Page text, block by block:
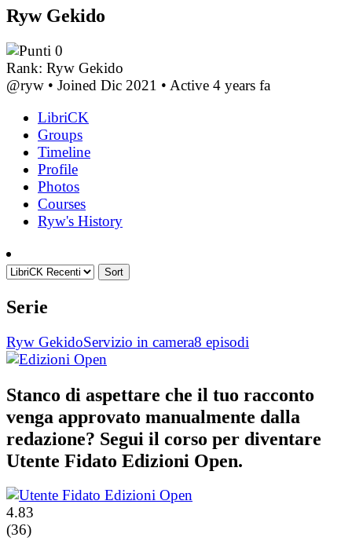
Ryw Gekido
0
Rank: Ryw Gekido
@ryw • Joined Dic 2021 • Active 4 years fa
LibriCK
Groups
Timeline
Profile
Photos
Courses
Ryw's History
Sort
Serie
Ryw GekidoServizio in camera8 episodi
Stanco di aspettare che il tuo racconto
venga approvato manualmente dalla
redazione? Segui il corso per diventare
Utente Fidato Edizioni Open.
4.83
(36)